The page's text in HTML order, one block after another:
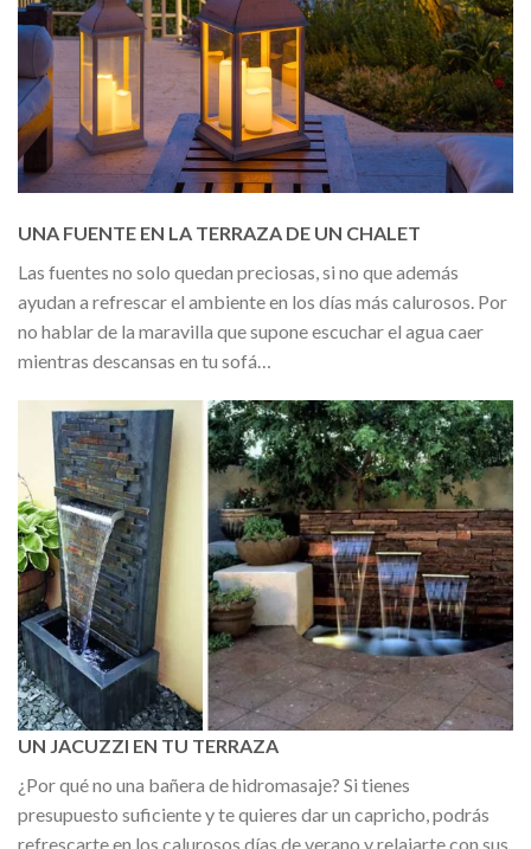
UNA FUENTE EN LA TERRAZA DE UN CHALET
Las fuentes no solo quedan preciosas, si no que además
ayudan a refrescar el ambiente en los días más calurosos. Por
no hablar de la maravilla que supone escuchar el agua caer
mientras descansas en tu sofá…
UN JACUZZI EN TU TERRAZA
¿Por qué no una bañera de hidromasaje? Si tienes
presupuesto suficiente y te quieres dar un capricho, podrás
refrescarte en los calurosos días de verano y relajarte con sus